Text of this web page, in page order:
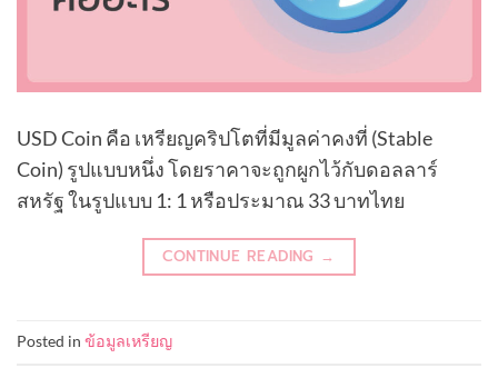
USD Coin คือ เหรียญคริปโตที่มีมูลค่าคงที่ (Stable
Coin) รูปแบบหนึ่ง โดยราคาจะถูกผูกไว้กับดอลลาร์
สหรัฐ ในรูปแบบ 1: 1 หรือประมาณ 33 บาทไทย
CONTINUE READING →
Posted in ข้อมูลเหรียญ